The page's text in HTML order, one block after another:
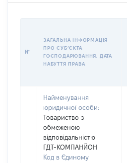
№
ЗАГАЛЬНА ІНФОРМАЦІЯ
ПРО СУБʼЄКТА
ГОСПОДАРЮВАННЯ, ДАТА
НАБУТТЯ ПРАВА
Найменування
юридичної особи:
Товариство з
обмеженою
відповідальністю
ГДТ-КОМПАНЙОН
Код в Єдиному